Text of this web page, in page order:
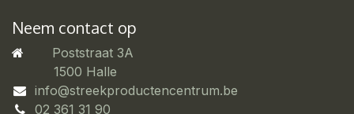
Neem contact op
Poststraat 3A
​1500 Halle
info@streekproductencentrum.be
02 361 31 90